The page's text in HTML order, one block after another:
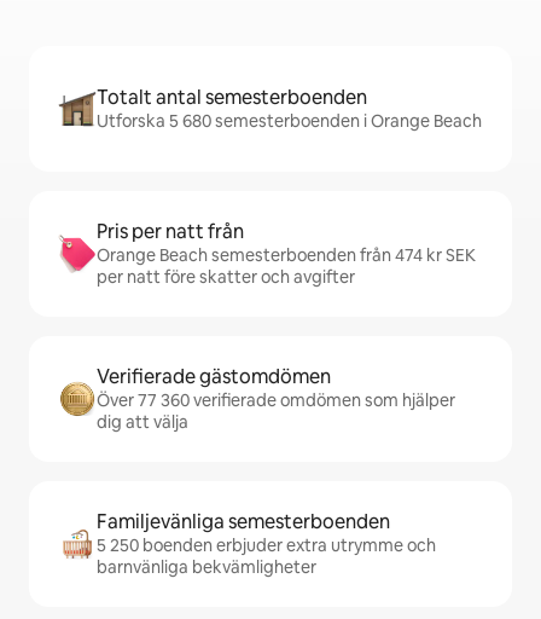
Totalt antal semesterboenden
Utforska 5 680 semesterboenden i Orange Beach
Pris per natt från
Orange Beach semesterboenden från 474 kr SEK
per natt före skatter och avgifter
Verifierade gästomdömen
Över 77 360 verifierade omdömen som hjälper
dig att välja
Familjevänliga semesterboenden
5 250 boenden erbjuder extra utrymme och
barnvänliga bekvämligheter